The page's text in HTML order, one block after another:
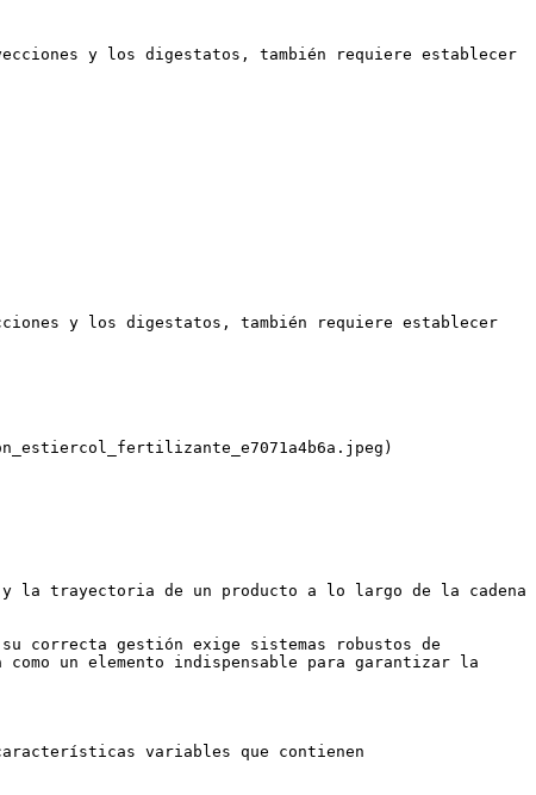
y los digestatos, también requiere establecer
y los digestatos, también requiere establecer
la trayectoria de un producto a lo largo de la cadena
correcta gestión exige sistemas robustos de
un elemento indispensable para garantizar la
variables que contienen